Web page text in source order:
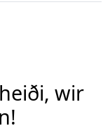
wir